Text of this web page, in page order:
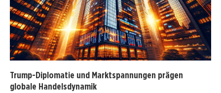
Trump-Diplomatie und Marktspannungen prägen
globale Handelsdynamik